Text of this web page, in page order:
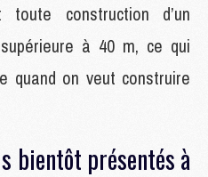
construction d’un
à 40 m, ce qui
quand on veut construire
bientôt présentés à